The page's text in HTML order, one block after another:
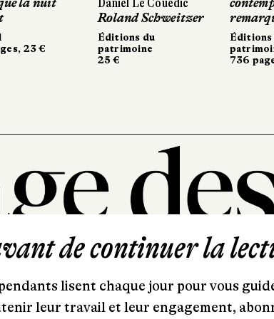
Schweitzer
du
remarquable
Éditions du
patrimoine
736 pages, 35 €
20 €
Schweitzer
du
remarquable
Éditions du
patrimoine
736 pages, 35 €
20 €
101,
T. 01
de continuer la
lisent chaque jour pour vous
leur travail et leur engagement,